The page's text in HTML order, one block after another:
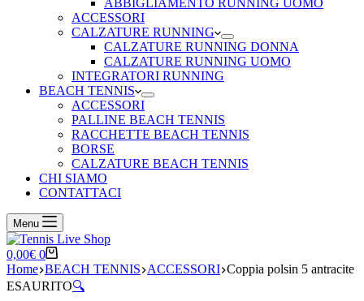
ABBIGLIAMENTO RUNNING UOMO
ACCESSORI
CALZATURE RUNNING
CALZATURE RUNNING DONNA
CALZATURE RUNNING UOMO
INTEGRATORI RUNNING
BEACH TENNIS
ACCESSORI
PALLINE BEACH TENNIS
RACCHETTE BEACH TENNIS
BORSE
CALZATURE BEACH TENNIS
CHI SIAMO
CONTATTACI
Menu
Carrello
0,00€ 0
Home BEACH TENNIS ACCESSORI Coppia polsin 5 antracite
ESAURITO🔍